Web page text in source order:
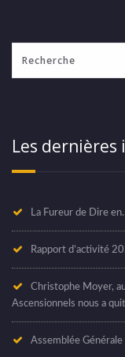
Les dernières
La Fureur de Dire
Rapport d’activité
Christophe Moyer,
Ascensionnels nous a
Assemblée